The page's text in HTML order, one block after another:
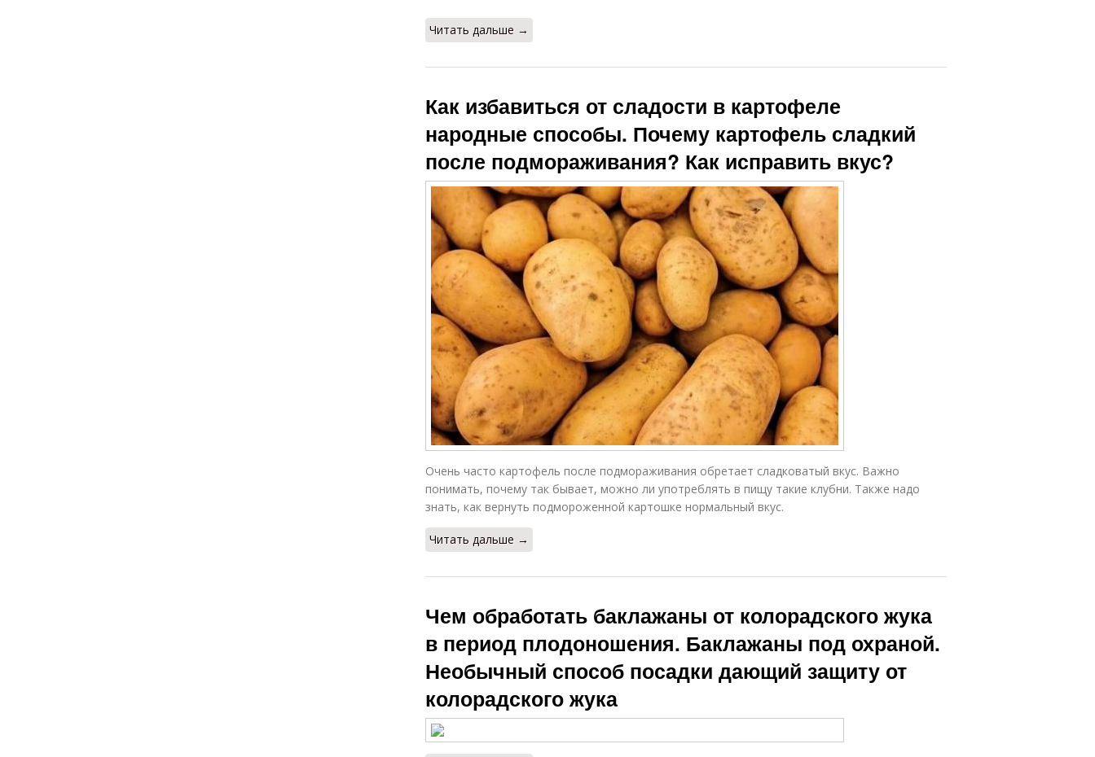
Читать дальше →
Как избавиться от сладости в картофеле
народные способы. Почему картофель сладкий
после подмораживания? Как исправить вкус?
Очень часто картофель после подмораживания обретает сладковатый вкус. Важно
понимать, почему так бывает, можно ли употреблять в пищу такие клубни. Также надо
знать, как вернуть подмороженной картошке нормальный вкус.
Читать дальше →
Чем обработать баклажаны от колорадского жука
в период плодоношения. Баклажаны под охраной.
Необычный способ посадки дающий защиту от
колорадского жука